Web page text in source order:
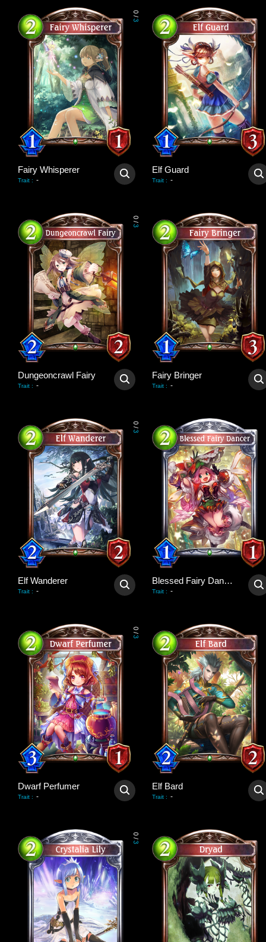
0
/
3
Fairy Whisperer
Trait : -
Elf Guard
Trait : -
0
/
3
Dungeoncrawl Fairy
Trait : -
Fairy Bringer
Trait : -
0
/
3
Elf Wanderer
Trait : -
Blessed Fairy Dancer
Trait : -
0
/
3
Dwarf Perfumer
Trait : -
Elf Bard
Trait : -
0
/
3